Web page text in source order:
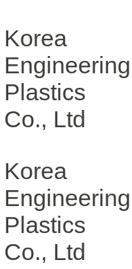
Korea
Engineering
Plastics
Co., Ltd
Korea
Engineering
Plastics
Co., Ltd